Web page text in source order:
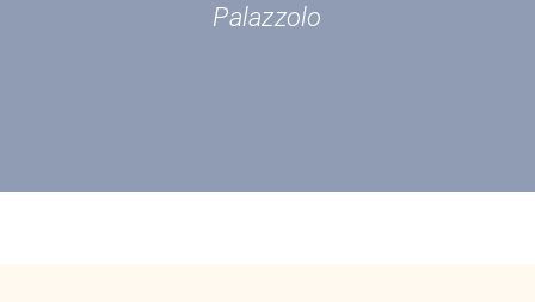
Palazzolo